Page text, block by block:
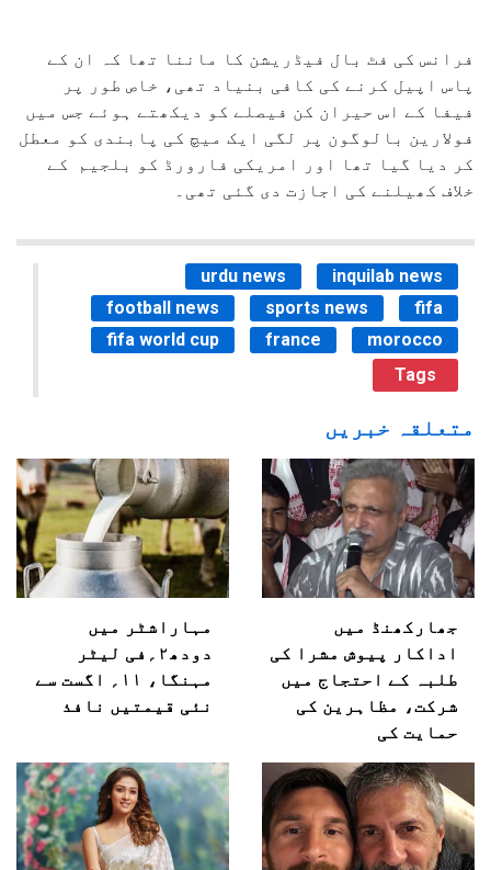
فرانس کی فٹ بال فیڈریشن کا ماننا تھا کہ ان کے
پاس اپیل کرنے کی کافی بنیاد تھی، خاص طور پر
فیفا کے اس حیران کن فیصلے کو دیکھتے ہوئے جس میں
فولارین بالوگون پر لگی ایک میچ کی پابندی کو معطل
کر دیا گیا تھا اور امریکی فارورڈ کو بلجیم کے
خلاف کھیلنے کی اجازت دی گئی تھی۔
urdu news
inquilab news
football news
sports news
fifa
fifa world cup
france
morocco
Tags
متعلقہ خبریں
جھارکھنڈ میں
اداکار پیوش مشرا کی
طلبہ کے احتجاج میں
شرکت، مظاہرین کی
حمایت کی
مہاراشٹر میں
دودھ۲؍فی لیٹر
مہنگا، ۱۱؍ اگست سے
نئی قیمتیں نافذ